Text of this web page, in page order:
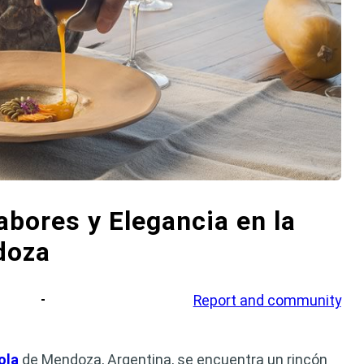
y Elegancia en la
Report and community
de Mendoza, Argentina, se encuentra un rincón